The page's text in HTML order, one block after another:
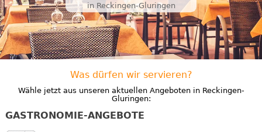
in Reckingen-Gluringen
Was dürfen wir servieren?
Wähle jetzt aus unseren aktuellen Angeboten in Reckingen-
Gluringen:
GASTRONOMIE-ANGEBOTE